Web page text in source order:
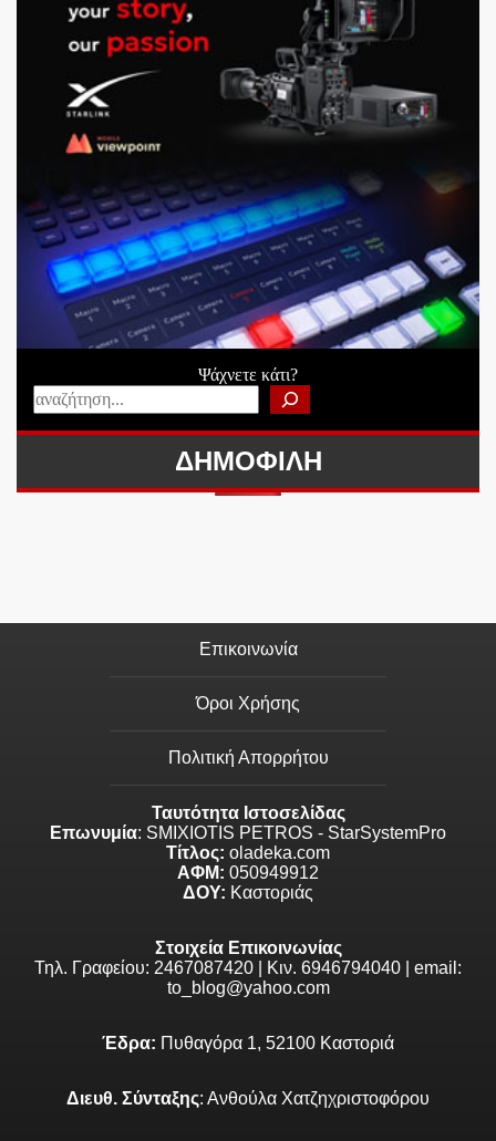
Ψάχνετε κάτι?
ΔΗΜΟΦΙΛΗ
Επικοινωνία
Όροι Χρήσης
Πολιτική Απορρήτου
Ταυτότητα Ιστοσελίδας
Επωνυμία: SMIXIOTIS PETROS - StarSystemPro
Τίτλος: oladeka.com
ΑΦΜ: 050949912
ΔΟΥ: Καστοριάς
Στοιχεία Επικοινωνίας
Τηλ. Γραφείου: 2467087420 | Κιν. 6946794040 | email:
to_blog@yahoo.com
Έδρα: Πυθαγόρα 1, 52100 Καστοριά
Διευθ. Σύνταξης: Ανθούλα Χατζηχριστοφόρου